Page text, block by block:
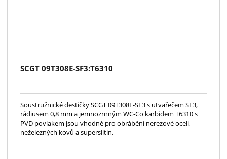
SCGT 09T308E-SF3:T6310
Soustružnické destičky SCGT 09T308E-SF3 s utvařečem SF3,
rádiusem 0,8 mm a jemnozrnným WC-Co karbidem T6310 s
PVD povlakem jsou vhodné pro obrábění nerezové oceli,
neželezných kovů a superslitin.